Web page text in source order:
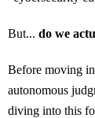
But... do we
Before moving
autonomous
diving into this